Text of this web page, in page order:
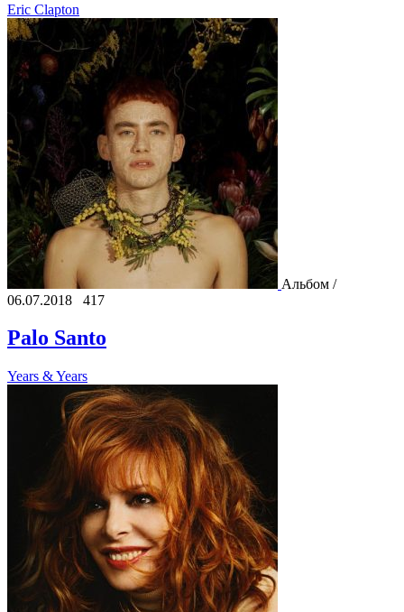
Eric Clapton
Альбом /
06.07.2018
417
Palo Santo
Years & Years